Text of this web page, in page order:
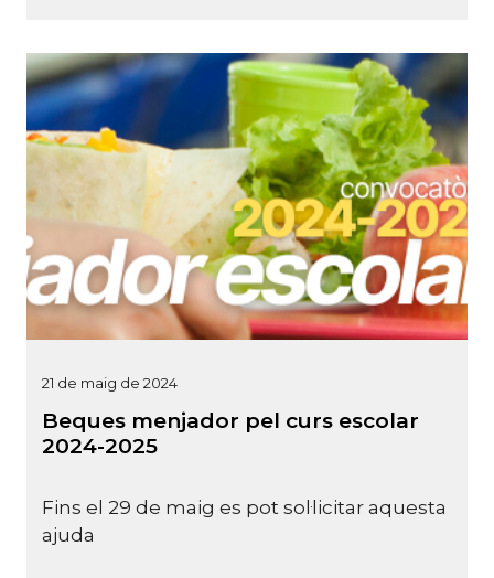
21 de maig de 2024
Beques menjador pel curs escolar
2024-2025
Fins el 29 de maig es pot sol·licitar aquesta
ajuda